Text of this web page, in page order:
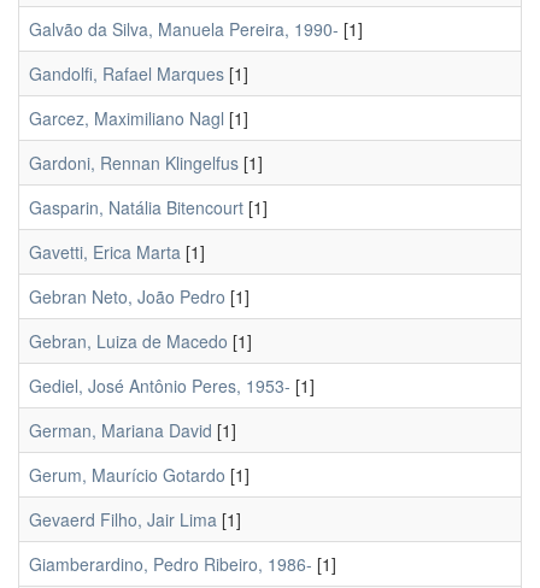
Galvão da Silva, Manuela Pereira, 1990- [1]
Gandolfi, Rafael Marques [1]
Garcez, Maximiliano Nagl [1]
Gardoni, Rennan Klingelfus [1]
Gasparin, Natália Bitencourt [1]
Gavetti, Erica Marta [1]
Gebran Neto, João Pedro [1]
Gebran, Luiza de Macedo [1]
Gediel, José Antônio Peres, 1953- [1]
German, Mariana David [1]
Gerum, Maurício Gotardo [1]
Gevaerd Filho, Jair Lima [1]
Giamberardino, Pedro Ribeiro, 1986- [1]